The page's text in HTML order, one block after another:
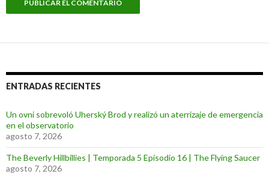
ENTRADAS RECIENTES
Un ovni sobrevoló Uherský Brod y realizó un aterrizaje de emergencia
en el observatorio
agosto 7, 2026
The Beverly Hillbillies | Temporada 5 Episodio 16 | The Flying Saucer
agosto 7, 2026